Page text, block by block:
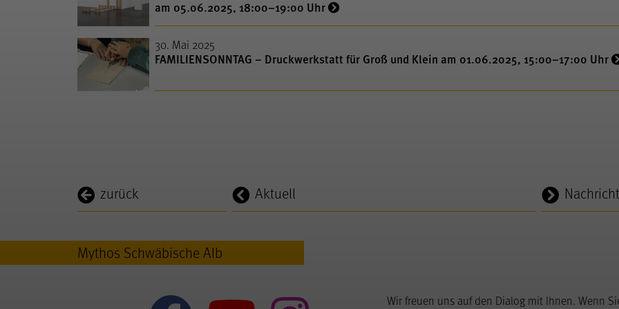
am 05.06.2025, 18:00–19:00 Uhr
30. Mai 2025
FAMILIENSONNTAG – Druckwerkstatt für Groß und Klein am 01.06.2025, 15:00–17:00 Uhr
zurück Aktuell
Mythos Schwäbische Alb
Wir freuen uns auf den Dialog mit Ihnen. Wenn